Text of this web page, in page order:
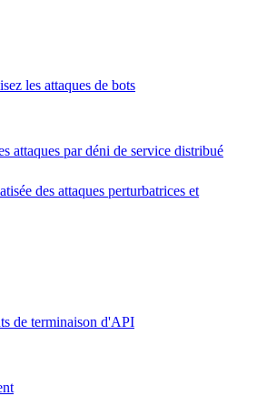
les attaques de bots
attaques par déni de service distribué
des attaques perturbatrices et
de terminaison d'API